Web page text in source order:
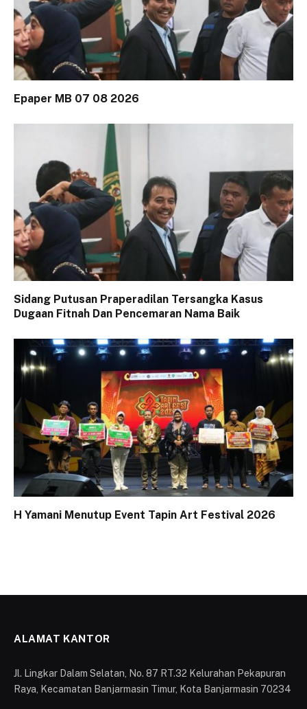
Epaper MB 07 08 2026
Sidang Putusan Praperadilan Tersangka Kasus
Dugaan Fitnah Dan Pencemaran Nama Baik
H Yamani Menutup Event Tapin Art Festival 2026
ALAMAT KANTOR
Jl. Lingkar Dalam Selatan, No. 87 RT.32 Kelurahan Pekapuran
Raya, Kecamatan Banjarmasin Timur, Kota Banjarmasin 70234